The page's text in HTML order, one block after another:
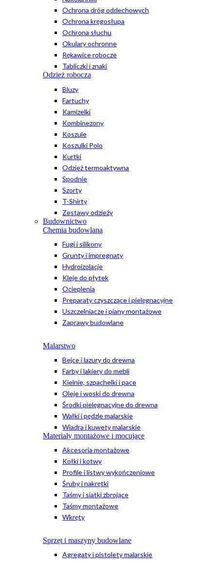
Ochrona dróg oddechowych
Ochrona kręgosłupa
Ochrona słuchu
Okulary ochronne
Rękawice robocze
Tabliczki i znaki
Odzież robocza
Bluzy
Fartuchy
Kamizelki
Kombinezony
Koszule
Koszulki Polo
Kurtki
Odzież termoaktywna
Spodnie
Szorty
T-Shirty
Zestawy odzieży
Budownictwo
Chemia budowlana
Fugi i silikony
Grunty i impregnaty
Hydroizolacje
Kleje do płytek
Ocieplenia
Preparaty czyszczące i pielęgnacyjne
Uszczelniacze i piany montażowe
Zaprawy budowlane
Malarstwo
Bejce i lazury do drewna
Farby i lakiery do mebli
Kielnie, szpachelki i pace
Oleje i woski do drewna
Środki pielęgnacyjne do drewna
Wałki i pędzle malarskie
Wiadra i kuwety malarskie
Materiały montażowe i mocujące
Akcesoria montażowe
Kołki i kotwy
Profile i listwy wykończeniowe
Śruby i nakrętki
Taśmy i siatki zbrojące
Taśmy montażowe
Wkręty
Sprzęt i maszyny budowlane
Agregaty i pistolety malarskie